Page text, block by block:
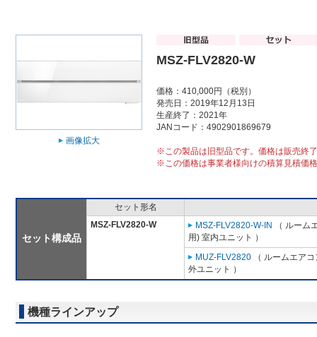
画像拡大
MSZ-FLV2820-W
価格：410,000円（税別）
発売日：2019年12月13日
生産終了：2021年
JANコード：4902901869679
※この製品は旧型品です。価格は販売終
※この価格は事業者様向けの積算見積価
セット構成品
セット形名
MSZ-FLV2820-W
MSZ-FLV2820-W-IN
（ ルーム
用) 室内ユニット ）
MUZ-FLV2820 （ ルームエア
外ユニット ）
機種ラインアップ